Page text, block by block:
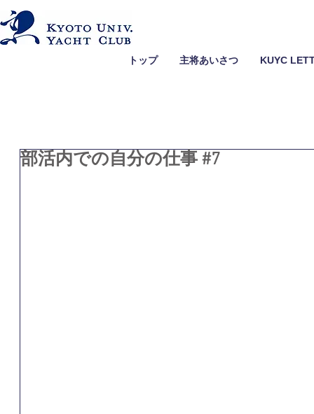
トップ 主将あいさつ KUYC
部活内での自分の仕事 #7